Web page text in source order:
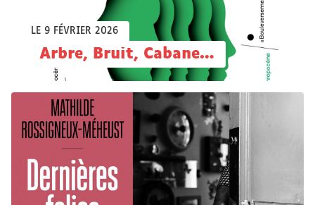
LE 9 FÉVRIER 2026
Arbre, Bruit, Cabane…